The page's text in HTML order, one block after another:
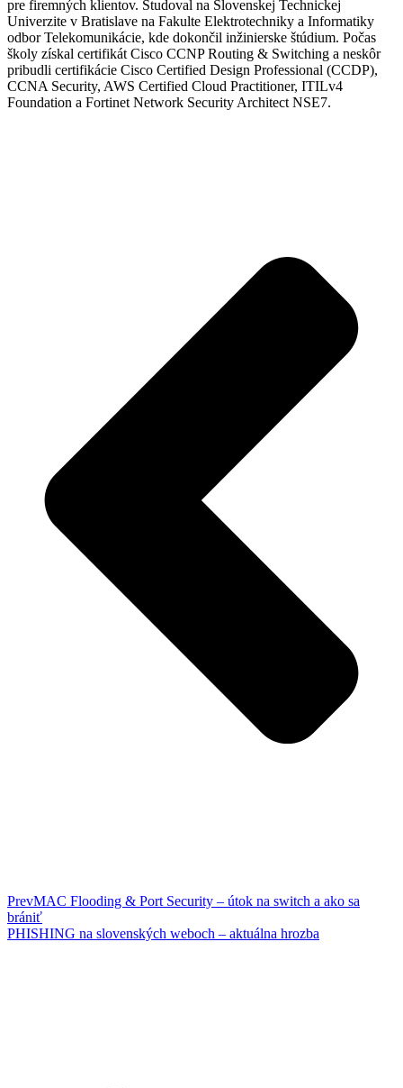
pre firemných klientov. Študoval na Slovenskej Technickej
Univerzite v Bratislave na Fakulte Elektrotechniky a Informatiky
odbor Telekomunikácie, kde dokončil inžinierske štúdium. Počas
školy získal certifikát Cisco CCNP Routing & Switching a neskôr
pribudli certifikácie Cisco Certified Design Professional (CCDP),
CCNA Security, AWS Certified Cloud Practitioner, ITILv4
Foundation a Fortinet Network Security Architect NSE7.
PrevMAC Flooding & Port Security – útok na switch a ako sa
brániť
PHISHING na slovenských weboch – aktuálna hrozba